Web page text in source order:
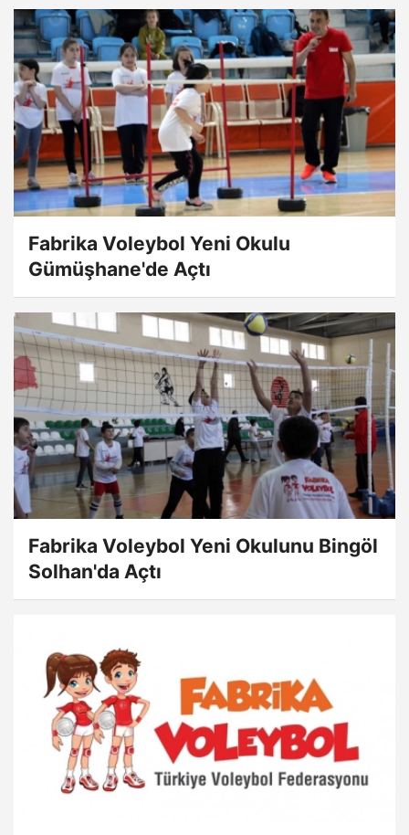
Fabrika Voleybol Yeni Okulu
Gümüşhane'de Açtı
Fabrika Voleybol Yeni Okulunu Bingöl
Solhan'da Açtı